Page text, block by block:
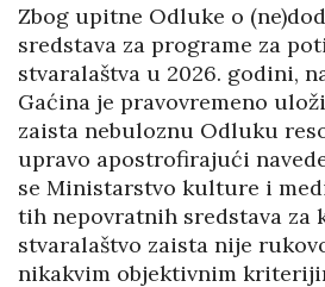
Zbog upitne Odluke o
sredstava za programe za
stvaralaštva u 2026. godini,
Gaćina je pravovremeno
zaista nebuloznu Odluku
upravo apostrofirajući
se Ministarstvo kulture i
tih nepovratnih sredstava za
stvaralaštvo zaista nije
nikakvim objektivnim